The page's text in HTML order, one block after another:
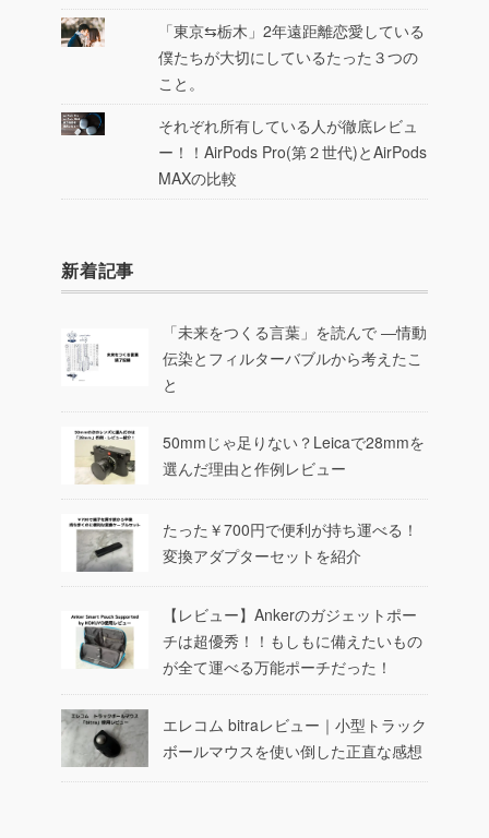
「東京⇆栃木」2年遠距離恋愛している
僕たちが大切にしているたった３つの
こと。
それぞれ所有している人が徹底レビュ
ー！！AirPods Pro(第２世代)とAirPods
MAXの比較
新着記事
「未来をつくる言葉」を読んで ―情動
伝染とフィルターバブルから考えたこ
と
50mmじゃ足りない？Leicaで28mmを
選んだ理由と作例レビュー
たった￥700円で便利が持ち運べる！
変換アダプターセットを紹介
【レビュー】Ankerのガジェットポー
チは超優秀！！もしもに備えたいもの
が全て運べる万能ポーチだった！
エレコム bitraレビュー｜小型トラック
ボールマウスを使い倒した正直な感想